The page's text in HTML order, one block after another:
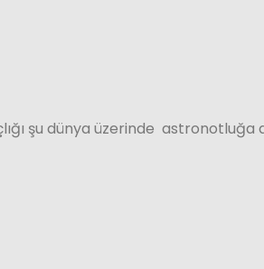
şu dünya üzerinde